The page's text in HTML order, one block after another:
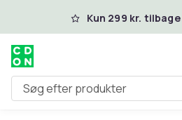
Spring til hovedindhold
Kun 299 kr.
Søg efter produkter